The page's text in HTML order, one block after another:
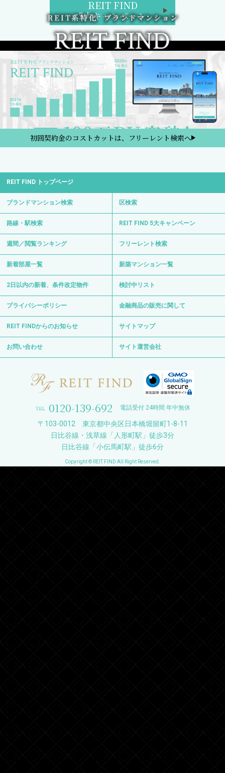
REIT FIND
5大キャンペーン
初回契約金のコストカットは、フリーレント検索へ
REIT FIND トップページ
ブランドマンション検索 区検索
路線・駅検索 REIT FIND 5大キャンペーン
週間／閲覧ランキング フリーレント検索
新着部屋一覧 新築マンション一覧
2日以内の新着、条件改定物件 検討中リスト
プライバシーポリシー 金融商品の販売に関して
REIT FINDからのお知らせ サイトマップ
お問い合わせ サイト運営会社
0120-139-692 電話受付 24時間 年中無休
〒103-0012 東京都中央区日本橋堀留町1-8-11
日比谷線・浅草線「人形町駅」徒歩3分
日比谷線「小伝馬町駅」徒歩6分
Copyright © REIT FIND All Right Reserved.